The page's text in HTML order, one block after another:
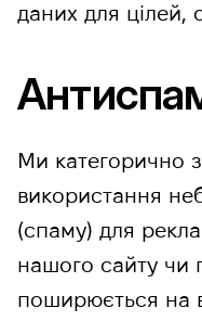
даних для цілей,
Ми категорично
використання
(спаму) для
нашого сайту чи
поширюється на